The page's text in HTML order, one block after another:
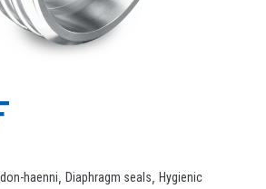
haenni Diaphragm seals
Hygienic